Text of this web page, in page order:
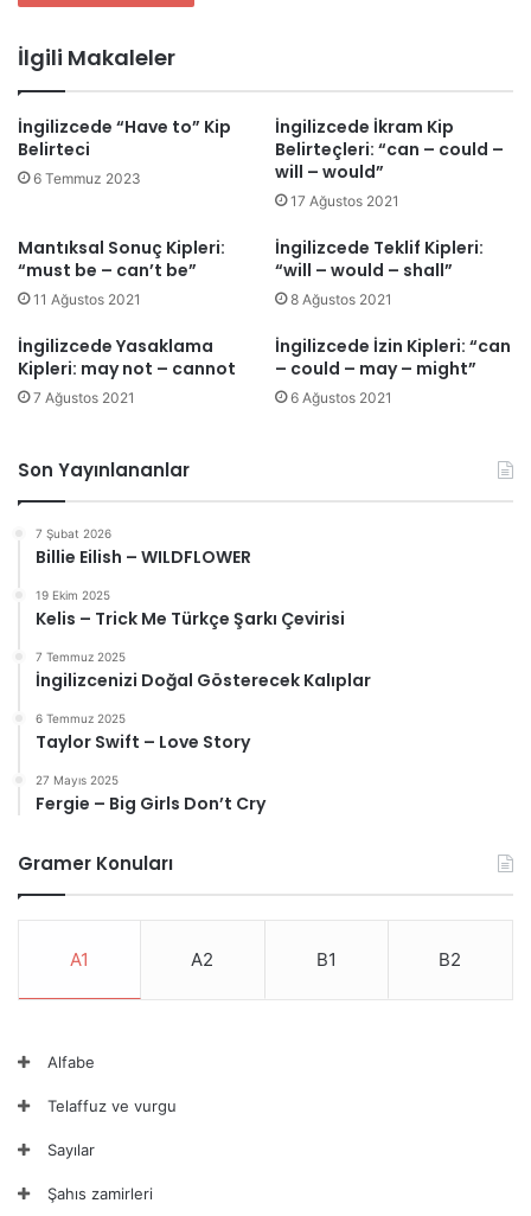
İlgili Makaleler
İngilizcede “Have to” Kip
Belirteci
6 Temmuz 2023
İngilizcede İkram Kip
Belirteçleri: “can – could –
will – would”
17 Ağustos 2021
Mantıksal Sonuç Kipleri:
“must be – can’t be”
11 Ağustos 2021
İngilizcede Teklif Kipleri:
“will – would – shall”
8 Ağustos 2021
İngilizcede Yasaklama
Kipleri: may not – cannot
7 Ağustos 2021
İngilizcede İzin Kipleri: “can
– could – may – might”
6 Ağustos 2021
Son Yayınlananlar
7 Şubat 2026
Billie Eilish – WILDFLOWER
19 Ekim 2025
Kelis – Trick Me Türkçe Şarkı Çevirisi
7 Temmuz 2025
İngilizcenizi Doğal Gösterecek Kalıplar
6 Temmuz 2025
Taylor Swift – Love Story
27 Mayıs 2025
Fergie – Big Girls Don’t Cry
Gramer Konuları
A1 A2 B1 B2
Alfabe
Telaffuz ve vurgu
Sayılar
Şahıs zamirleri